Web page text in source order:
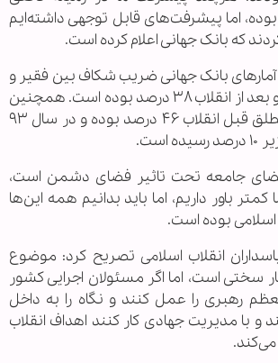
اما پیشرفت‌های قابل توجهی داشته‌ایم
که بانک جهانی اعلام کرده است.
بانک جهانی ضریب شکاف بین فقیر و
غنی قبل انقلاب ۵۰ و بعد از انقلاب ۳۸ درصد بوده است. همچنین
درصد قشر فقیر مطلق قبل انقلاب ۴۶ درصد بوده و در سال ۹۳
فضای جامعه تحت تاثیر فضای دشمن است،
کمتر باور داریم، اما باید بدانیم همه این‌ها
اسلامی بوده است.
انقلاب اسلامی تصریح کرد: موضوع
سختی است، اما اگر مسئولان اجرایی کشور
رهبری را عمل کنند و نگاه را به داخل
و با مدیریت جهادی کار کنند اهداف انقلاب